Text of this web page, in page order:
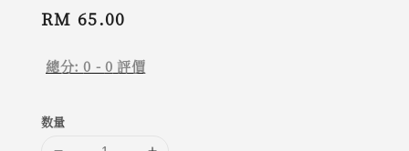
Regular
RM 65.00
總分:0 - 0 評價
数量